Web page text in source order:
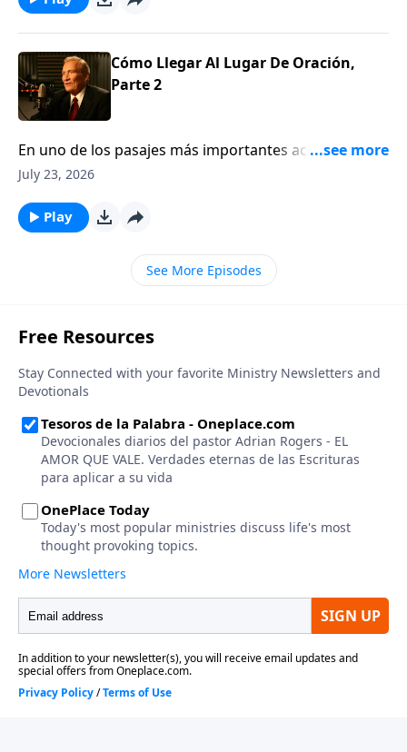
Cómo Llegar Al Lugar De Oración,
Parte 2
En uno de los pasajes más importantes acerca de la
ORACIÓN en las Escrituras, el pastor Adrián Rogers
también que el CARÁCTER de quien ORA es crucial
para que nuestras ORACIONES sean CONTESTADAS.
Descúbralo: ¿Está calificado para orar?Jn. 15:16
July 23, 2026
Play
See More Episodes